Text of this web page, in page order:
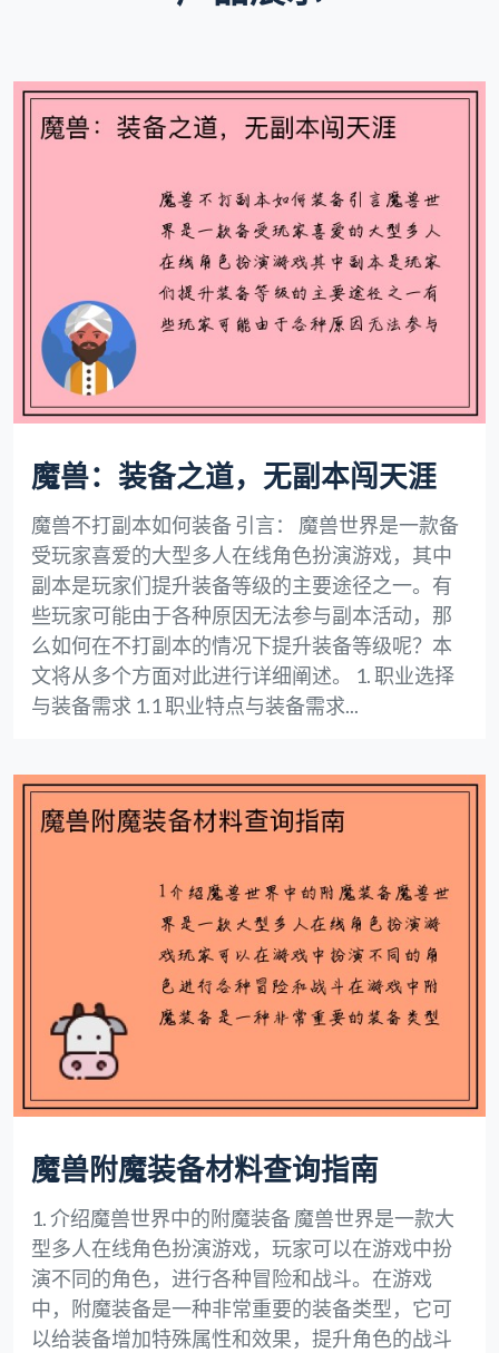
魔兽：装备之道，无副本闯天涯
魔兽不打副本如何装备 引言： 魔兽世界是一款备
受玩家喜爱的大型多人在线角色扮演游戏，其中
副本是玩家们提升装备等级的主要途径之一。有
些玩家可能由于各种原因无法参与副本活动，那
么如何在不打副本的情况下提升装备等级呢？本
文将从多个方面对此进行详细阐述。 1. 职业选择
与装备需求 1.1 职业特点与装备需求...
魔兽附魔装备材料查询指南
1. 介绍魔兽世界中的附魔装备 魔兽世界是一款大
型多人在线角色扮演游戏，玩家可以在游戏中扮
演不同的角色，进行各种冒险和战斗。在游戏
中，附魔装备是一种非常重要的装备类型，它可
以给装备增加特殊属性和效果，提升角色的战斗